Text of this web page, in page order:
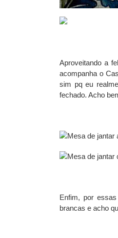
Aproveitando a
acompanha o
sim pq eu
fechado. Acho
Enfim, por
brancas e acho